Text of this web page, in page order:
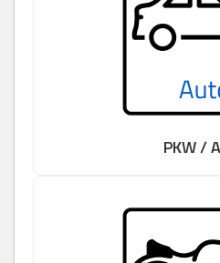
PKW /